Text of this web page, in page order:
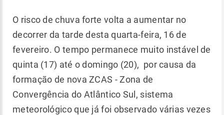
O risco de chuva forte volta a aumentar no
decorrer da tarde desta quarta-feira, 16 de
fevereiro. O tempo permanece muito instável de
quinta (17) até o domingo (20), por causa da
formação de nova ZCAS - Zona de
Convergência do Atlântico Sul, sistema
meteorológico que já foi observado várias vezes